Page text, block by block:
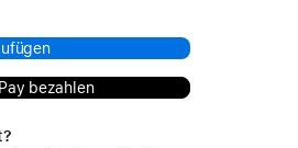
bezahlen